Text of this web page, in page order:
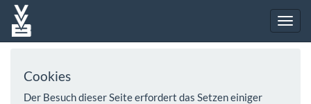
Cookies
Der Besuch dieser Seite erfordert das Setzen einiger